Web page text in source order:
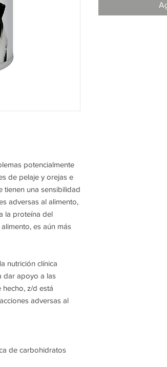
potencialmente
de pelaje y orejas e
tienen una sensibilidad
adversas al alimento,
la proteína del
es aún más
nutrición clínica
dar apoyo a las
z/d está
adversas al
de carbohidratos